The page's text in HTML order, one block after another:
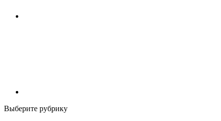
Выберите рубрику